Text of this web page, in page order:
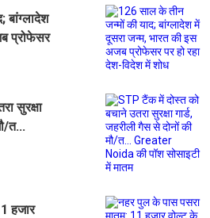
बांग्लादेश
प्रोफेसर
सुरक्षा
त...
हजार